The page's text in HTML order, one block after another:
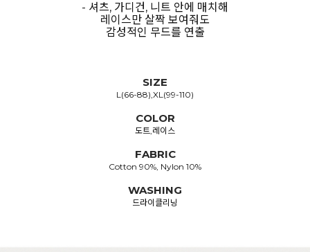
- 셔츠, 가디건, 니트 안에 매치해
레이스만 살짝 보여줘도
감성적인 무드를 연출
SIZE
L(66-88),XL(99-110)
COLOR
도트,레이스
FABRIC
Cotton 90%, Nylon 10%
WASHING
드라이클리닝